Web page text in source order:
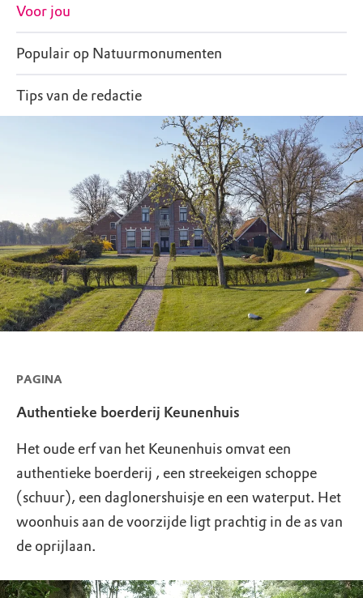
Voor jou
Populair op Natuurmonumenten
Tips van de redactie
PAGINA
Authentieke boerderij Keunenhuis
Het oude erf van het Keunenhuis omvat een
authentieke boerderij , een streekeigen schoppe
(schuur), een daglonershuisje en een waterput. Het
woonhuis aan de voorzijde ligt prachtig in de as van
de oprijlaan.